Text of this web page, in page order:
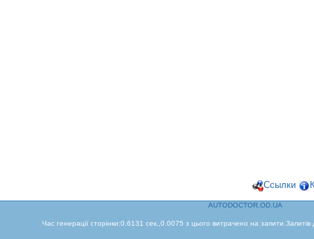
Ссылки
AUTODOCTOR.OD.UA
Час генерації сторінки:0.6131 сек.,0.0075 з цього витрачено на